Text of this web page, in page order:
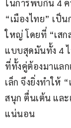
ในการพบกัน 4 ค
“เมืองไทย” เป็
ใหญ่ โดยที่ “เส
แบบสุดมันทั้ง 4
ที่ทั้งคู่ต้องมาแล
เล็ก จึงยิ่งทำให้
สนุก ตื่นเต้น และ
แน่นอน